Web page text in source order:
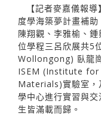
【記者麥嘉儀報
度學海築夢計畫補
陳翔觀、李雅榆、
位學程三呂欣展共
Wollongong) 臥龍
ISEM (Institute
Materials)實驗室，
學中心進行實習與
生皆滿載而歸。